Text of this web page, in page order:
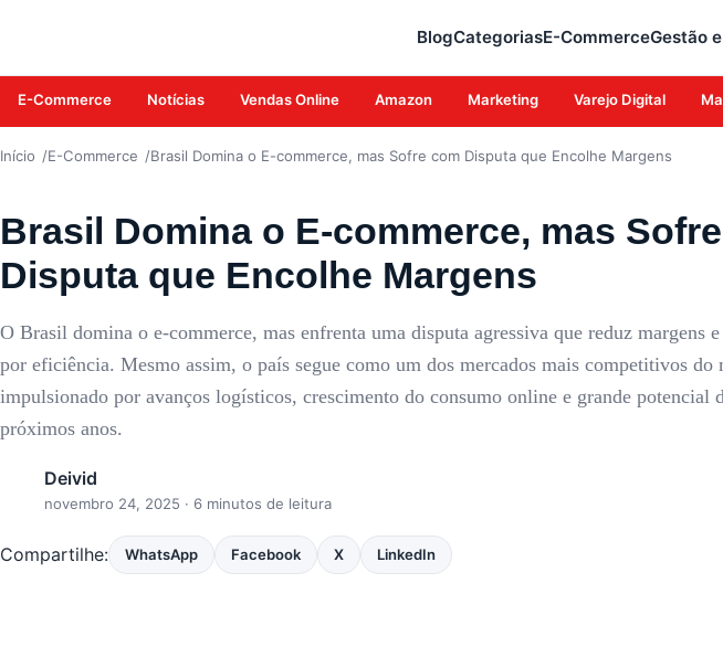
BlogCategoriasE-CommerceGestão
E-Commerce Notícias Vendas Online Amazon Marketing Varejo Digital
Início E-Commerce Brasil Domina o E-commerce, mas Sofre com Disputa que Encolhe Margens
Brasil Domina o E-commerce, mas
Disputa que Encolhe Margens
O Brasil domina o e-commerce, mas enfrenta uma disputa agressiva que reduz margens e
por eficiência. Mesmo assim, o país segue como um dos mercados mais competitivos do
impulsionado por avanços logísticos, crescimento do consumo online e grande potencial
próximos anos.
Deivid
novembro 24, 2025 · 6 minutos de leitura
Compartilhe: WhatsApp Facebook X LinkedIn